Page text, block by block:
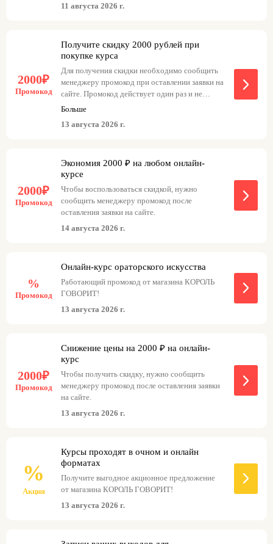
11 августа 2026 г.
2000₽
Промокод
Получите скидку 2000 рублей при
покупке курса
Для получения скидки необходимо сообщить
менеджеру промокод при оставлении заявки на
сайте. Промокод действует один раз и не
может быть использован повторно.
Больше
13 августа 2026 г.
2000₽
Промокод
Экономия 2000 ₽ на любом онлайн-
курсе
Чтобы воспользоваться скидкой, нужно
сообщить менеджеру промокод после
оставления заявки на сайте.
14 августа 2026 г.
%
Промокод
Онлайн-курс ораторского искусства
Работающий промокод от магазина КОРОЛЬ
ГОВОРИТ!
13 августа 2026 г.
2000₽
Промокод
Снижение цены на 2000 ₽ на онлайн-
курс
Чтобы получить скидку, нужно сообщить
менеджеру промокод после оставления заявки
на сайте.
13 августа 2026 г.
%
Акция
Курсы проходят в очном и онлайн
форматах
Получите выгодное акционное предложение
от магазина КОРОЛЬ ГОВОРИТ!
13 августа 2026 г.